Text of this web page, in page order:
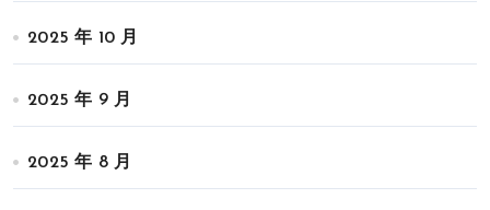
2025 年 10 月
2025 年 9 月
2025 年 8 月